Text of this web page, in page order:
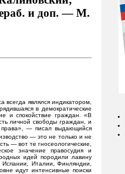
и доп. — М.
всегда являлся индикатором,
в демократические
и спокойствие граждан. «В
личной свободы граждан, и
права», — писал выдающийся
— это не только и не
— вот те гносеологические,
значение правосудия и
идей породили лавину
Италии, Финляндии,
идут интенсивные поиски